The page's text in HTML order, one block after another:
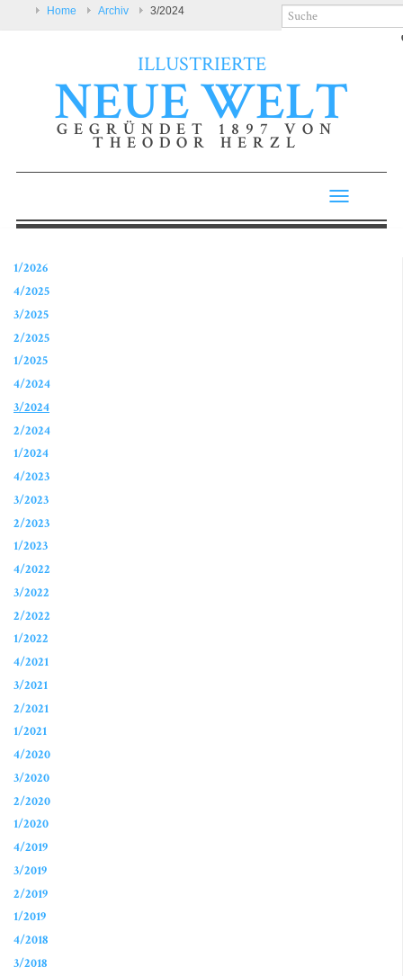
Home Archiv 3/2024
ILLUSTRIERTE
NEUE WELT
GEGRÜNDET 1897 VON
THEODOR HERZL
Toggle
1/2026
4/2025
3/2025
2/2025
1/2025
4/2024
3/2024
2/2024
1/2024
4/2023
3/2023
2/2023
1/2023
4/2022
3/2022
2/2022
1/2022
4/2021
3/2021
2/2021
1/2021
4/2020
3/2020
2/2020
1/2020
4/2019
3/2019
2/2019
1/2019
4/2018
3/2018